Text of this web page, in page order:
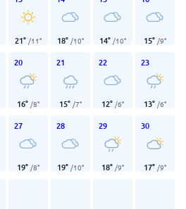
21° /11° 18° /10° 14° /10° 15° /9°
20
16° /8°
21
15° /7°
22
12° /6°
23
13° /6°
27
19° /8°
28
19° /10°
29
18° /9°
30
17° /9°